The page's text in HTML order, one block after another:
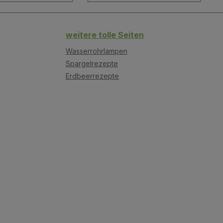
weitere tolle Seiten
Wasserrohrlampen
Spargelrezepte
Erdbeerrezepte